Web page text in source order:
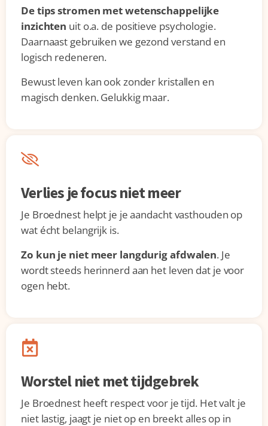
De tips stromen met wetenschappelijke
inzichten uit o.a. de positieve psychologie.
Daarnaast gebruiken we gezond verstand en
logisch redeneren.
Bewust leven kan ook zonder kristallen en
magisch denken. Gelukkig maar.
Verlies je focus niet meer
Je Broednest helpt je je aandacht vasthouden op
wat écht belangrijk is.
Zo kun je niet meer langdurig afdwalen. Je
wordt steeds herinnerd aan het leven dat je voor
ogen hebt.
Worstel niet met tijdgebrek
Je Broednest heeft respect voor je tijd. Het valt je
niet lastig, jaagt je niet op en breekt alles op in